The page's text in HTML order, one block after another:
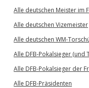
Alle deutschen Meister im
Alle deutschen Vizemeister
Alle deutschen WM-
Alle DFB-Pokalsieger (und
Alle DFB-Pokalsieger der
Alle DFB-Präsidenten